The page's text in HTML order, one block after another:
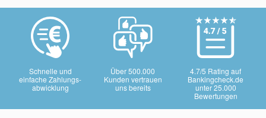
Schnelle und
einfache Zahlungs-
abwicklung
Über 500.000
Kunden vertrauen
uns bereits
4.7/5 Rating auf
Bankingcheck.de
unter 25.000
Bewertungen